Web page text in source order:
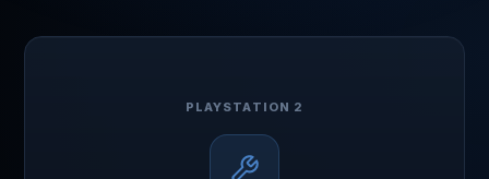
PLAYSTATION 2